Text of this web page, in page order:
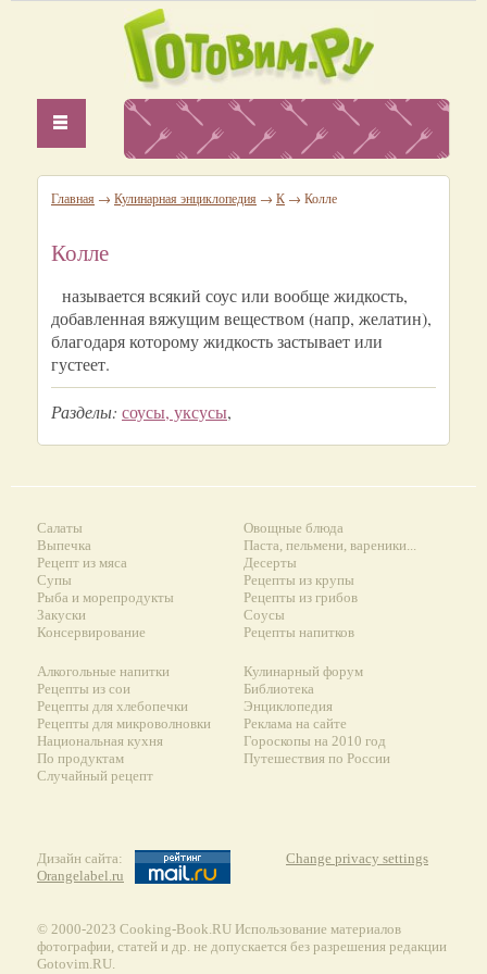
Главная → Кулинарная энциклопедия → К → Колле
Колле
называется всякий соус или вообще жидкость,
добавленная вяжущим веществом (напр, желатин),
благодаря которому жидкость застывает или
густеет.
Разделы: соусы, уксусы,
Салаты
Выпечка
Рецепт из мяса
Супы
Рыба и морепродукты
Закуски
Консервирование
Овощные блюда
Паста, пельмени, вареники...
Десерты
Рецепты из крупы
Рецепты из грибов
Соусы
Рецепты напитков
Алкогольные напитки
Рецепты из сои
Рецепты для хлебопечки
Рецепты для микроволновки
Национальная кухня
По продуктам
Случайный рецепт
Кулинарный форум
Библиотека
Энциклопедия
Реклама на сайте
Гороскопы на 2010 год
Путешествия по России
Дизайн сайта:
Orangelabel.ru
Change privacy settings
© 2000-2023 Сooking-Book.RU Использование материалов
фотографии, статей и др. не допускается без разрешения редакции
Gotovim.RU.